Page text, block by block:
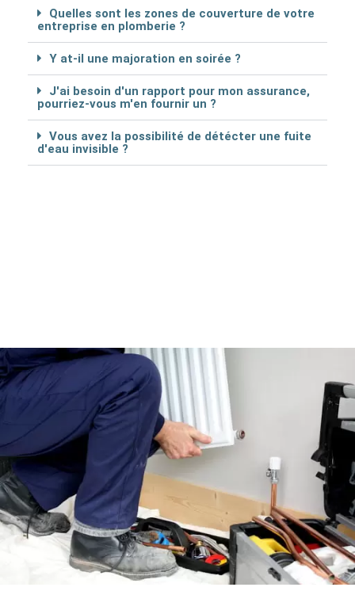
Quelles sont les zones de couverture de votre
entreprise en plomberie ?
Y at-il une majoration en soirée ?
J'ai besoin d'un rapport pour mon assurance,
pourriez-vous m'en fournir un ?
Vous avez la possibilité de détécter une fuite
d'eau invisible ?